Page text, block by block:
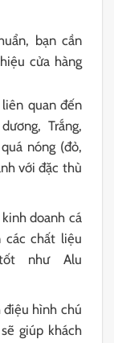
bạn cần
cửa hàng
quan đến
Trắng,
nóng (đỏ,
với đặc thù
doanh cá
chất liệu
như Alu
hình chú
giúp khách